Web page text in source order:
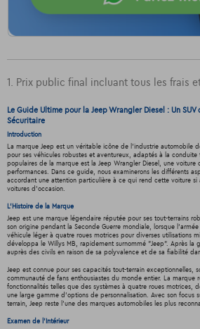
1. Prix public final incluant tous les frais
Le Guide Ultime pour la Jeep Wrangler Diesel : Un
Sécuritaire
Introduction
La marque Jeep est un véritable icône de l'industrie automobile
pour ses véhicules robustes et aventureux, adaptés à la
populaires de la marque est la Jeep Wrangler Diesel, une
performances. Dans ce guide, nous examinerons les différents
accordant une attention particulière à ce qui rend cette voiture si
voitures d'occasion.
L'Histoire de la Marque
Jeep est une marque légendaire réputée pour ses tout-terrains
son origine pendant la Seconde Guerre mondiale, lorsque
véhicule léger à quatre roues motrices pour diverses utilisations
développa le Willys MB, rapidement surnommé "Jeep". Après la
auprès des civils en raison de sa polyvalence et de sa fiabilité
Jeep est connue pour ses capacités tout-terrain exceptionnelles,
communauté de fans enthousiastes du monde entier. La marque
fonctionnalités telles que des systèmes à quatre roues motrices,
une large gamme d'options de personnalisation. Avec son focus
terrain, Jeep reste l'une des marques automobiles les plus
Examen de l'Intérieur